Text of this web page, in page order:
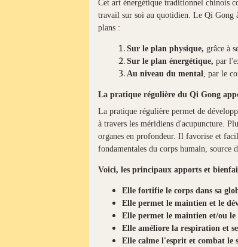
Cet art énergétique traditionnel chinois
travail sur soi au quotidien. Le Qi Gong
plans :
Sur le plan physique, grâce à
Sur le plan énergétique, par
Au niveau du mental, par le
La pratique régulière du Qi Gong
La pratique régulière permet de
à travers les méridiens d'acupuncture.
organes en profondeur. Il favorise et
fondamentales du corps humain,
Voici, les principaux apports et
Elle fortifie le corps dans sa
Elle permet le maintien et le
Elle permet le maintien et/ou le
Elle améliore la respiration et
Elle calme l'esprit et combat le